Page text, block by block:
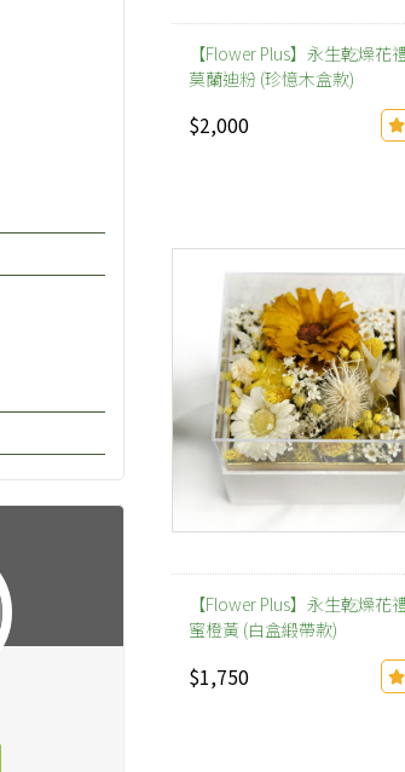
【Flower Plus】永生乾燥花
莫蘭迪粉 (珍憶木盒款)
$2,000
【Flower Plus】永生乾燥花
蜜橙黃 (白盒緞帶款)
$1,750